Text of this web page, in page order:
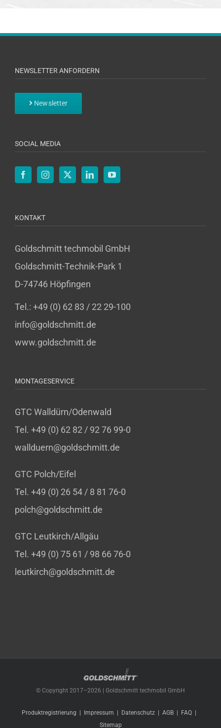
NEWSLETTER ANFORDERN
Newsletter
SOCIAL MEDIA
KONTAKT
Goldschmitt techmobil GmbH
Goldschmitt-Technik-Park 1
D-74746 Höpfingen
Tel.: +49 (0) 62 83 / 22 29-100
info@goldschmitt.de
www.goldschmitt.de
MONTAGESERVICE
GTC Walldürn/Odenwald
Tel. +49 (0) 62 82 / 92 76 99-0
wallduern@goldschmitt.de
GTC Polch/Eifel
Tel. +49 (0) 26 54 / 8 81 76-0
polch@goldschmitt.de
GTC Leutkirch/Allgäu
Tel. +49 (0) 75 61 / 98 66 76-0
leutkirch@goldschmitt.de
© Copyright 2017–2026 | Goldschmitt techmobil GmbH
Produktregistrierung Impressum Datenschutz AGB
FAQ
Sitemap